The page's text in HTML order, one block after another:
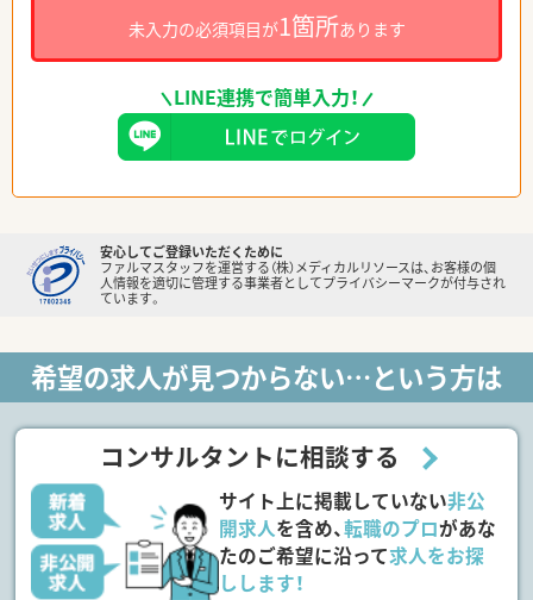
未入力の必須項目が1箇所あります
LINE連携で簡単入力！
安心してご登録いただくために
ファルマスタッフを運営する（株）メディカルリソースは、お客様の個
人情報を適切に管理する事業者としてプライバシーマークが付与され
ています。
希望の求人が見つからない…という方は
コンサルタントに相談する
サイト上に掲載していない非公
開求人を含め、転職のプロがあな
たのご希望に沿って求人をお探
しします！